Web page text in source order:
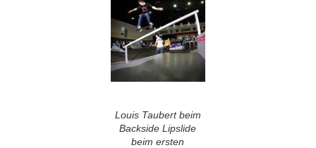
Louis Taubert beim
Backside Lipslide
beim ersten